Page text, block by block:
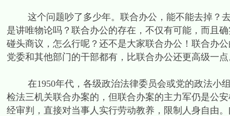
这个问题吵了多少年。联合办公，能不能去掉？去
是讲唯物论吗？联合办公的存在，不仅有可能，而且
碰头商议，怎么行呢？还不是大家联合办公！联合办
党委和其他部门的干部都有，比联合办公还更高级一
在1950年代，各级政治法律委员会或党的政法小组
检法三机关联合办案的，但联合办案的主力军仍是公
经审判，直接对当事人实行劳动教养，限制人身自由